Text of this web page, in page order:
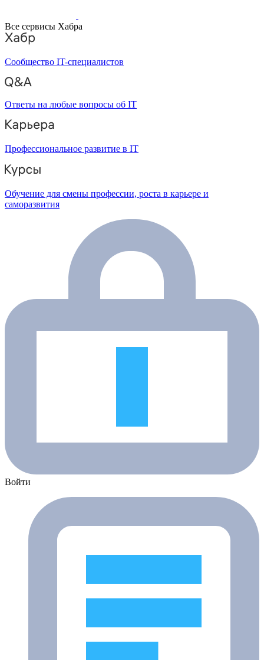
Все сервисы Хабра
Сообщество IT-специалистов
Ответы на любые вопросы об IT
Профессиональное развитие в IT
Обучение для смены профессии, роста в карьере и
саморазвития
Войти